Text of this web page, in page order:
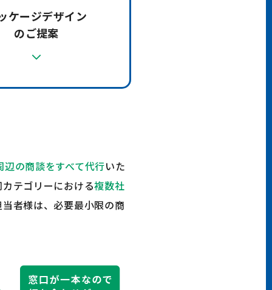
ケージデザイン
のご提案
辺の商談をすべて代行いた
テゴリーにおける複数社
者様は、必要最小限の商